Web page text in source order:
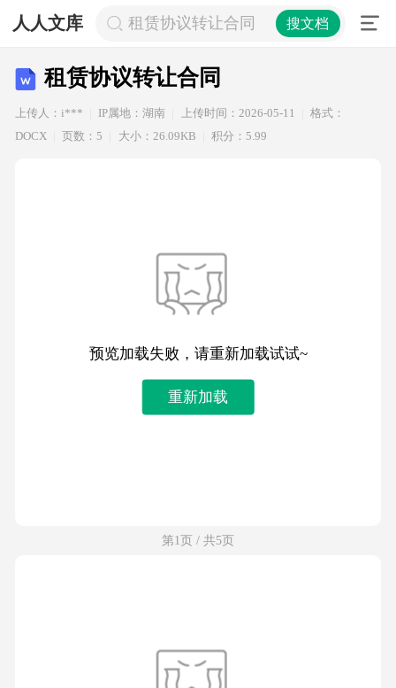
人人文库 租赁协议转让合同 搜文档
租赁协议转让合同
上传人：i*** IP属地：湖南 上传时间：2026-05-11
格式：
DOCX
页数：5 大小：26.09KB 积分：5.99
预览加载失败，请重新加载试试~
重新加载
第1页 / 共5页